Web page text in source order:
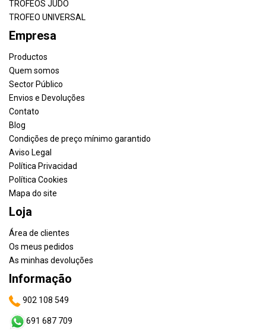
TROFEOS JUDO
TROFEO UNIVERSAL
Empresa
Productos
Quem somos
Sector Público
Envios e Devoluções
Contato
Blog
Condições de preço mínimo garantido
Aviso Legal
Política Privacidad
Política Cookies
Mapa do site
Loja
Área de clientes
Os meus pedidos
As minhas devoluções
Informação
902 108 549
691 687 709